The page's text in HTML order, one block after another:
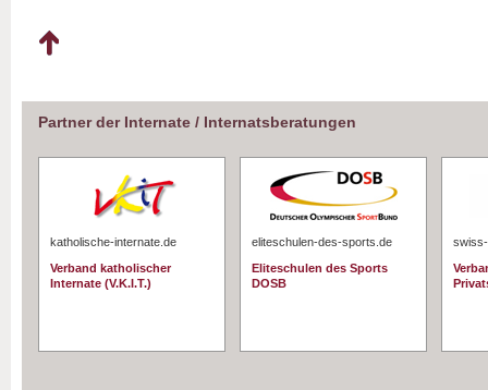
Partner der Internate / Internatsberatungen
katholische-internate.de
Verband katholischer
Internate (V.K.I.T.)
eliteschulen-des-sports.de
Eliteschulen des Sports
DOSB